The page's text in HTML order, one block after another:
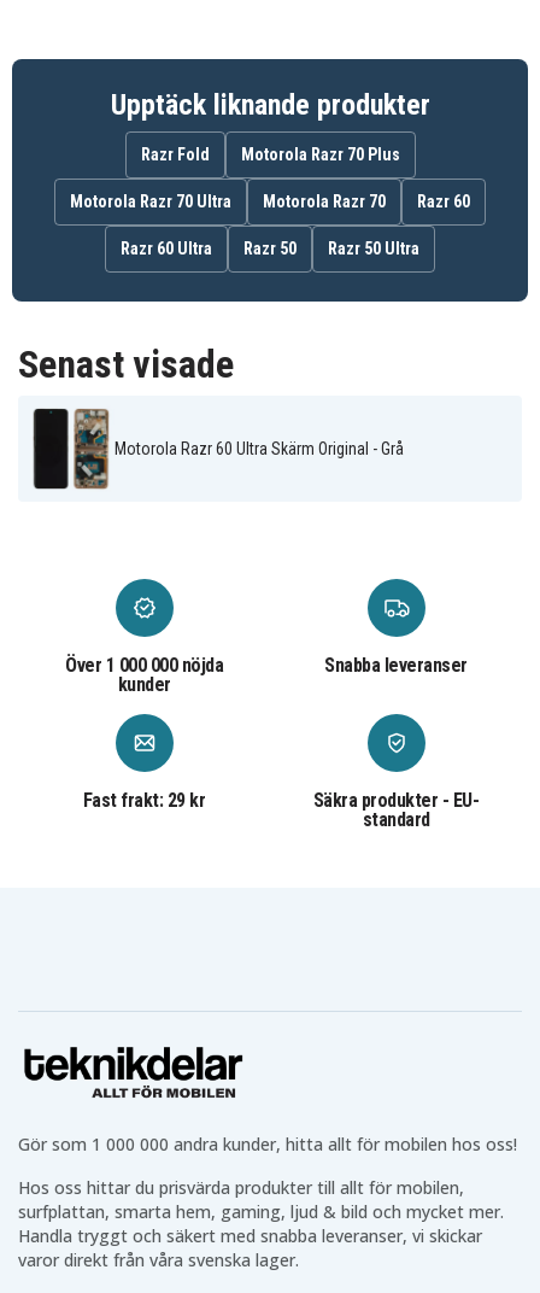
Motorola
Grå
Upptäck liknande produkter
Razr Fold Motorola Razr 70 Plus
Motorola Razr 70 Ultra Motorola Razr 70 Razr 60
Razr 60 Ultra Razr 50 Razr 50 Ultra
Senast visade
Motorola Razr 60 Ultra Skärm Original - Grå
Över 1 000 000 nöjda
kunder
Snabba leveranser
Fast frakt: 29 kr
Säkra produkter - EU-
standard
Gör som 1 000 000 andra kunder, hitta allt för mobilen hos oss!
Hos oss hittar du prisvärda produkter till allt för mobilen,
surfplattan, smarta hem, gaming, ljud & bild och mycket mer.
Handla tryggt och säkert med snabba leveranser, vi skickar
varor direkt från våra svenska lager.